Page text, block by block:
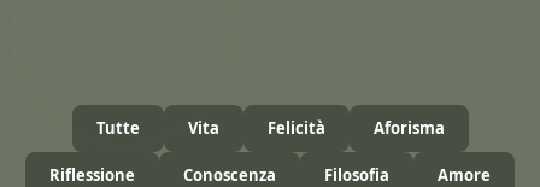
Tutte Vita Felicità Aforisma
Riflessione Conoscenza Filosofia Amore